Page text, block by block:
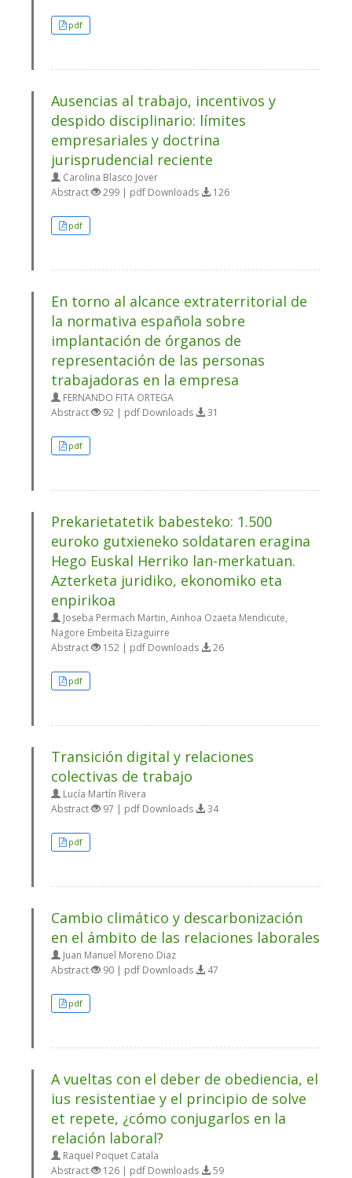
pdf
Ausencias al trabajo, incentivos y
despido disciplinario: límites
empresariales y doctrina
jurisprudencial reciente
Carolina Blasco Jover
Abstract
299 | pdf Downloads 126
pdf
En torno al alcance extraterritorial de
la normativa española sobre
implantación de órganos de
representación de las personas
trabajadoras en la empresa
FERNANDO FITA ORTEGA
Abstract
92 | pdf Downloads 31
pdf
Prekarietatetik babesteko: 1.500
euroko gutxieneko soldataren eragina
Hego Euskal Herriko lan-merkatuan.
Azterketa juridiko, ekonomiko eta
enpirikoa
Joseba Permach Martin, Ainhoa Ozaeta Mendicute,
Nagore Embeita Eizaguirre
Abstract
152 | pdf Downloads 26
pdf
Transición digital y relaciones
colectivas de trabajo
Lucía Martín Rivera
Abstract
97 | pdf Downloads 34
pdf
Cambio climático y descarbonización
en el ámbito de las relaciones laborales
Juan Manuel Moreno Diaz
Abstract
90 | pdf Downloads 47
pdf
A vueltas con el deber de obediencia, el
ius resistentiae y el principio de solve
et repete, ¿cómo conjugarlos en la
relación laboral?
Raquel Poquet Catala
Abstract
126 | pdf Downloads 59